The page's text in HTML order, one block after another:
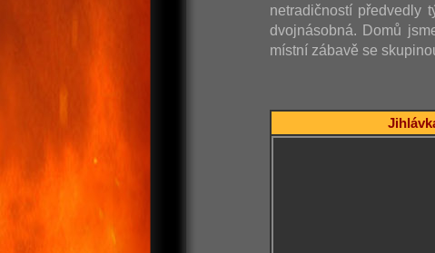
netradičností předvedly
dvojnásobná. Domů
místní zábavě se